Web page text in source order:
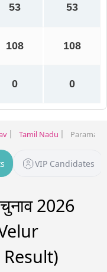
Tamil Nadu
VIP Candidates
2026